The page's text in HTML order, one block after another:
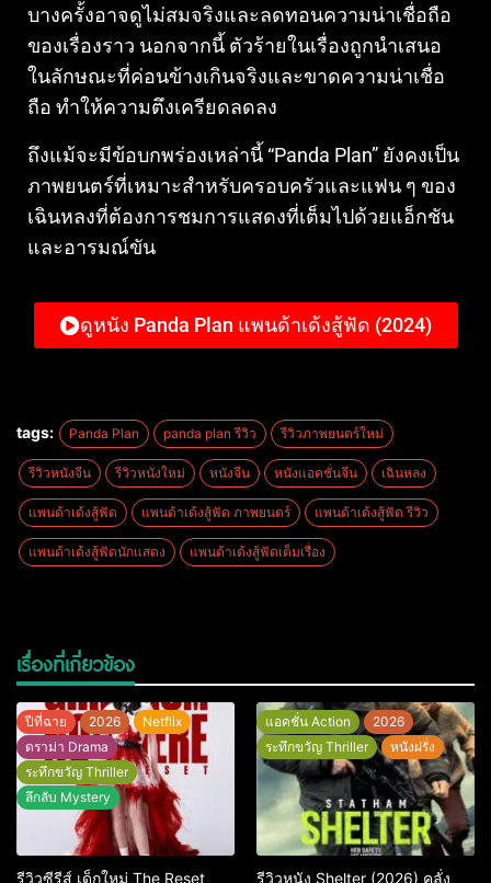
บางครั้งอาจดูไม่สมจริงและลดทอนความน่าเชื่อถือ
ของเรื่องราว นอกจากนี้ ตัวร้ายในเรื่องถูกนำเสนอ
ในลักษณะที่ค่อนข้างเกินจริงและขาดความน่าเชื่อ
ถือ ทำให้ความตึงเครียดลดลง
ถึงแม้จะมีข้อบกพร่องเหล่านี้ “Panda Plan” ยังคงเป็น
ภาพยนตร์ที่เหมาะสำหรับครอบครัวและแฟน ๆ ของ
เฉินหลงที่ต้องการชมการแสดงที่เต็มไปด้วยแอ็กชัน
และอารมณ์ขัน
ดูหนัง Panda Plan แพนด้าเด้งสู้ฟัด (2024)
tags: Panda Plan panda plan รีวิว รีวิวภาพยนตร์ใหม่
รีวิวหนังจีน รีวิวหนังใหม่ หนังจีน หนังแอคชั่นจีน เฉินหลง
แพนด้าเด้งสู้ฟัด แพนด้าเด้งสู้ฟัด ภาพยนตร์ แพนด้าเด้งสู้ฟัด รีวิว
แพนด้าเด้งสู้ฟัดนักแสดง แพนด้าเด้งสู้ฟัดเต็มเรื่อง
เรื่องที่เกี่ยวข้อง
ปีที่ฉาย 2026
Netflix
ดราม่า Drama
ระทึกขวัญ Thriller
ลึกลับ Mystery
รีวิวซีรีส์ เด็กใหม่ The Reset
แอคชั่น Action
2026
ระทึกขวัญ Thriller
หนังฝรั่ง
รีวิวหนัง Shelter (2026) คลั่ง